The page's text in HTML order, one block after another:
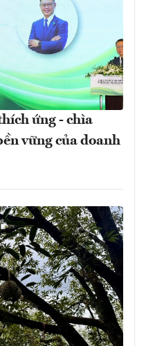
ứng - chìa
vững của doanh